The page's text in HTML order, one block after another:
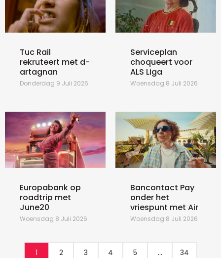
Tuc Rail
rekruteert met d-
artagnan
Donderdag 9 Juli 2026
Serviceplan
choqueert voor
ALS Liga
Woensdag 8 Juli 2026
Europabank op
roadtrip met
June20
Woensdag 8 Juli 2026
Bancontact Pay
onder het
vriespunt met Air
Woensdag 8 Juli 2026
1 2 3 4 5 ... 34